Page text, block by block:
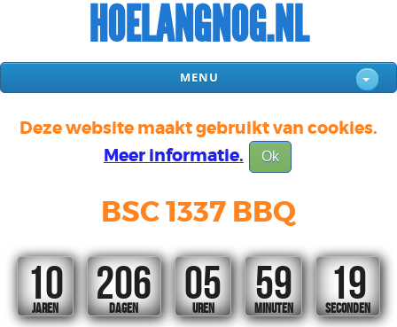
HOELANGNOG.NL
MENU
Deze website maakt gebruikt van cookies.
Meer informatie.
Ok
BSC 1337 BBQ
10
JAREN
206
DAGEN
05
UREN
59
MINUTEN
19
SECONDEN